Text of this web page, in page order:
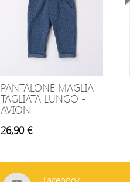
PANTALONE MAGLIA
TAGLIATA LUNGO -
AVION
26,90 €
Facebook